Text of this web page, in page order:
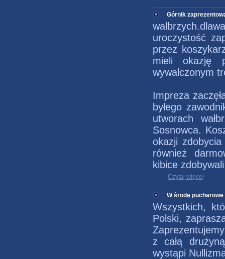
Górnik
uroczystość
przez
mieli okazję
wywalczonym
Impreza
byłego
utworach
Sosnowca.
okazji
również
kibice
Czytaj więcej
W środę
Wszystkich,
Polski,
z całą
wystąpi